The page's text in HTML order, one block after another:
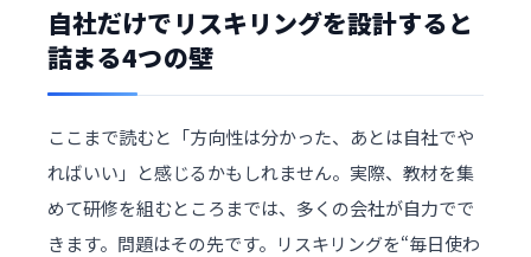
自社だけでリスキリングを設計すると
詰まる4つの壁
ここまで読むと「方向性は分かった、あとは自社でや
ればいい」と感じるかもしれません。実際、教材を集
めて研修を組むところまでは、多くの会社が自力でで
きます。問題はその先です。リスキリングを“毎日使わ